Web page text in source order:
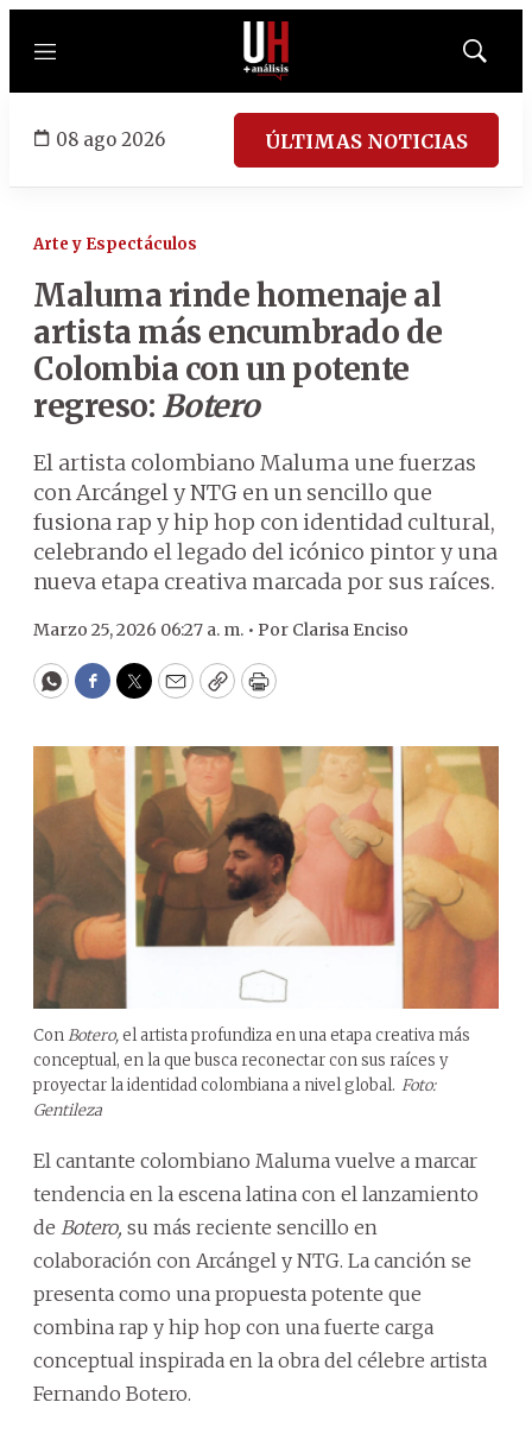
Menú
Mostrar
08 ago 2026 ÚLTIMAS NOTICIAS
Arte y Espectáculos
Maluma rinde homenaje al
artista más encumbrado de
Colombia con un potente
regreso: Botero
El artista colombiano Maluma une fuerzas
con Arcángel y NTG en un sencillo que
fusiona rap y hip hop con identidad cultural,
celebrando el legado del icónico pintor y una
nueva etapa creativa marcada por sus raíces.
Marzo 25, 2026 06:27 a. m. • Por Clarisa Enciso
WhatsApp
Facebook
Twitter
EmailCopyPrint
ConBotero,el artista profundiza en una etapa creativa más
conceptual, en la que busca reconectar con sus raíces y
proyectar la identidad colombiana a nivel global. Foto:
Gentileza
El cantante colombiano Maluma vuelve a marcar
tendencia en la escena latina con el lanzamiento
de Botero, su más reciente sencillo en
colaboración con Arcángel y NTG. La canción se
presenta como una propuesta potente que
combina rap y hip hop con una fuerte carga
conceptual inspirada en la obra del célebre artista
Fernando Botero.